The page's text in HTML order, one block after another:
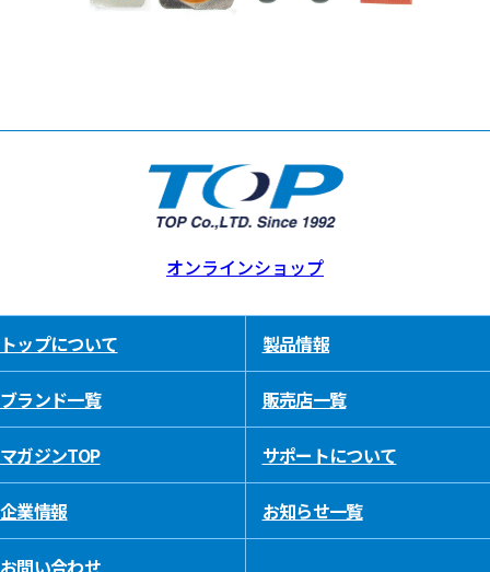
オンラインショップ
トップについて 製品情報
ブランド一覧 販売店一覧
マガジンTOP サポートについて
企業情報 お知らせ一覧
お問い合わせ